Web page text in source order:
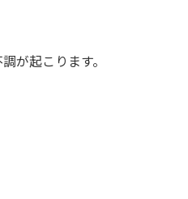
が起こります。